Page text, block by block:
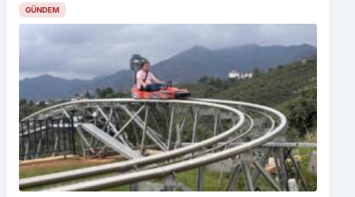
GÜNDEM